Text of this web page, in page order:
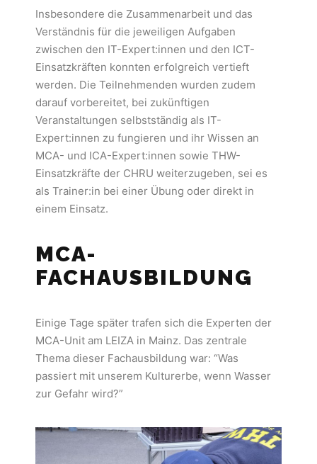
Insbesondere die Zusammenarbeit und das
Verständnis für die jeweiligen Aufgaben
zwischen den IT-Expert:innen und den ICT-
Einsatzkräften konnten erfolgreich vertieft
werden. Die Teilnehmenden wurden zudem
darauf vorbereitet, bei zukünftigen
Veranstaltungen selbstständig als IT-
Expert:innen zu fungieren und ihr Wissen an
MCA- und ICA-Expert:innen sowie THW-
Einsatzkräfte der CHRU weiterzugeben, sei es
als Trainer:in bei einer Übung oder direkt in
einem Einsatz.
MCA-
FACHAUSBILDUNG
Einige Tage später trafen sich die Experten der
MCA-Unit am LEIZA in Mainz. Das zentrale
Thema dieser Fachausbildung war: “Was
passiert mit unserem Kulturerbe, wenn Wasser
zur Gefahr wird?”